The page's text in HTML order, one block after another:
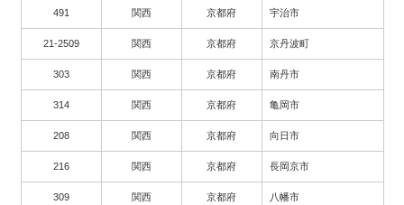
491 関西 京都府 宇治市
21-2509 関西 京都府 京丹波町
303 関西 京都府 南丹市
314 関西 京都府 亀岡市
208 関西 京都府 向日市
216 関西 京都府 長岡京市
309 関西 京都府 八幡市